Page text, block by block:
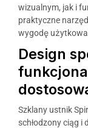
wizualnym, jak i
praktyczne
wygodę
Design
Szklany ustnik
schłodzony ciąg